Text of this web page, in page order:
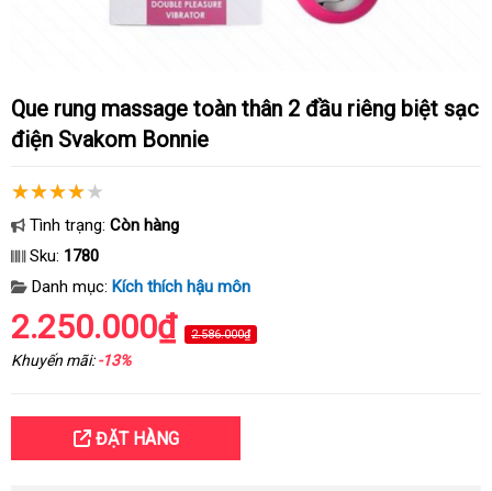
Que rung massage toàn thân 2 đầu riêng biệt sạc
điện Svakom Bonnie
Tình trạng: Còn hàng
Sku: 1780
Danh mục: Kích thích hậu môn
2.250.000₫ 2.586.000₫
Khuyến mãi:-13%
ĐẶT HÀNG